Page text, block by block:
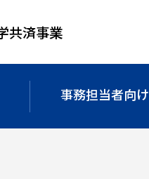
共済事業
事務担当者向け